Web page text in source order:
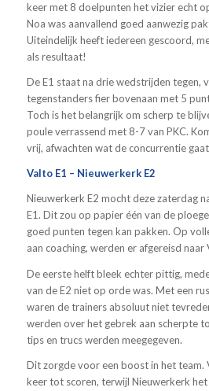
keer met 8 doelpunten het vizier echt
Noa was aanvallend goed aanwezig
Uiteindelijk heeft iedereen gescoord,
als resultaat!
De E1 staat na drie wedstrijden tegen,
tegenstanders fier bovenaan met 5
Toch is het belangrijk om scherp te
poule verrassend met 8-7 van PKC.
vrij, afwachten wat de concurrentie
Valto E1 – Nieuwerkerk E2
Nieuwerkerk E2 mocht deze zaterdag
E1. Dit zou op papier één van de
goed punten tegen kan pakken. Op
aan coaching, werden er afgereisd naar
De eerste helft bleek echter pittig,
van de E2 niet op orde was. Met een
waren de trainers absoluut niet
werden over het gebrek aan scherpte
tips en trucs werden meegegeven.
Dit zorgde voor een boost in het team.
keer tot scoren, terwijl Nieuwerkerk